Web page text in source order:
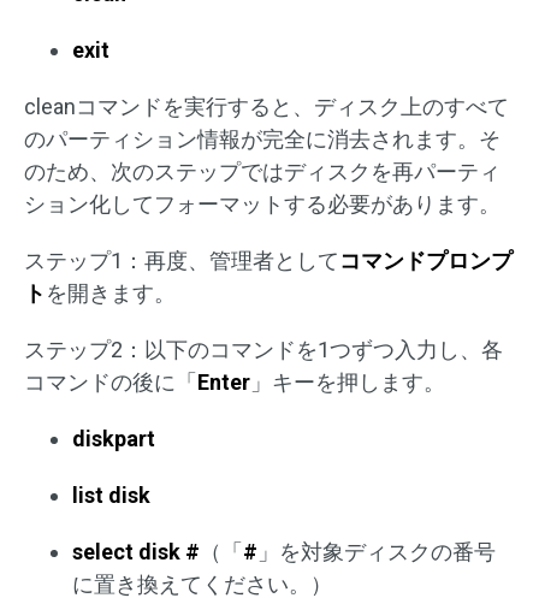
exit
cleanコマンドを実行すると、ディスク上のすべて
のパーティション情報が完全に消去されます。そ
のため、次のステップではディスクを再パーティ
ション化してフォーマットする必要があります。
ステップ1：再度、管理者としてコマンドプロンプ
ト を開きます。
ステップ2：以下のコマンドを1つずつ入力し、各
コマンドの後に「Enter 」キーを押します。
diskpart
list disk
select disk # （「# 」を対象ディスクの番号
に置き換えてください。）